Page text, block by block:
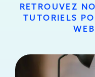
RETROUVEZ
TUTORIELS